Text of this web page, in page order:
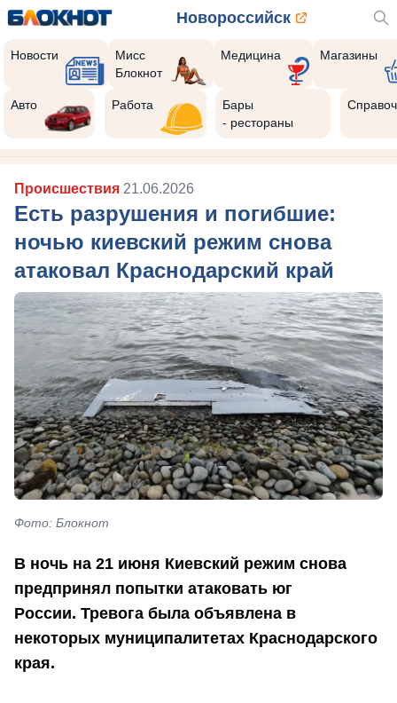
Новороссийск
Новости
Мисс
Блокнот
Медицина Магазины
Авто Работа
Бары
- рестораны
Происшествия 21.06.2026
Есть разрушения и погибшие:
ночью киевский режим снова
атаковал Краснодарский край
Фото: Блокнот
В ночь на 21 июня Киевский режим снова
предпринял попытки атаковать юг
России. Тревога была объявлена в
некоторых муниципалитетах Краснодарского
края.